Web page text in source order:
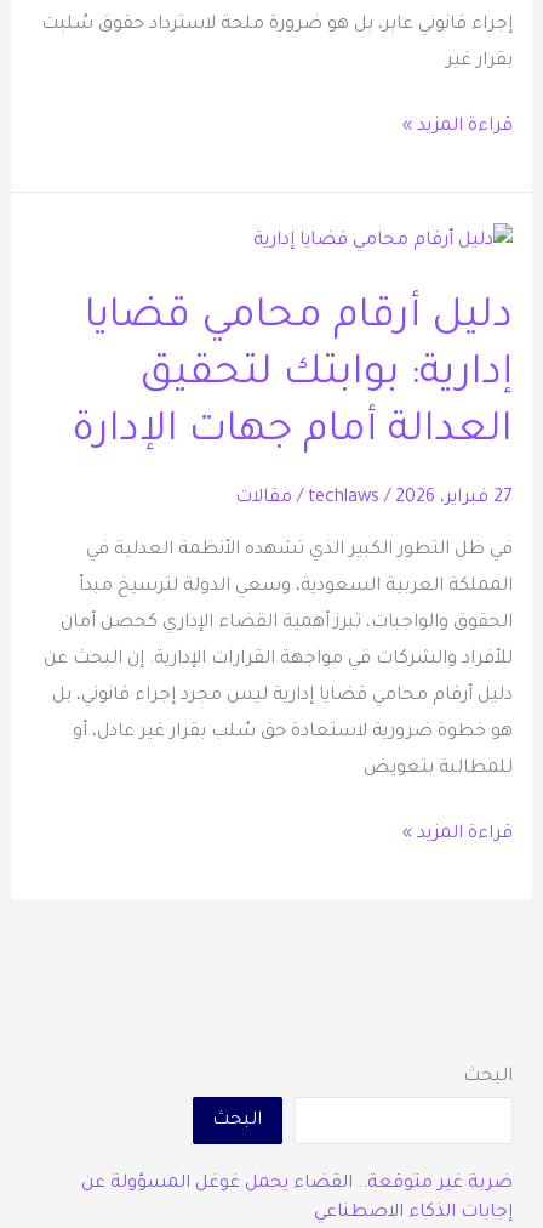
إجراء قانوني عابر، بل هو ضرورة ملحة لاسترداد حقوق سُلبت
بقرار غير
قراءة المزيد »
دليل أرقام محامي قضايا
إدارية: بوابتك لتحقيق
العدالة أمام جهات الإدارة
27 فبراير، 2026 /
techlaws
/ مقالات
في ظل التطور الكبير الذي تشهده الأنظمة العدلية في
المملكة العربية السعودية، وسعي الدولة لترسيخ مبدأ
الحقوق والواجبات، تبرز أهمية القضاء الإداري كحصن أمان
للأفراد والشركات في مواجهة القرارات الإدارية. إن البحث عن
دليل أرقام محامي قضايا إدارية ليس مجرد إجراء قانوني، بل
هو خطوة ضرورية لاستعادة حق سُلب بقرار غير عادل، أو
للمطالبة بتعويض
دليل
محامي
قضايا
إدارية:
بوابتك
العدالة
جهات
قراءة المزيد »
البحث
البحث
ضربة غير متوقعة.. القضاء يحمل غوغل المسؤولة عن
إجابات الذكاء الاصطناعي